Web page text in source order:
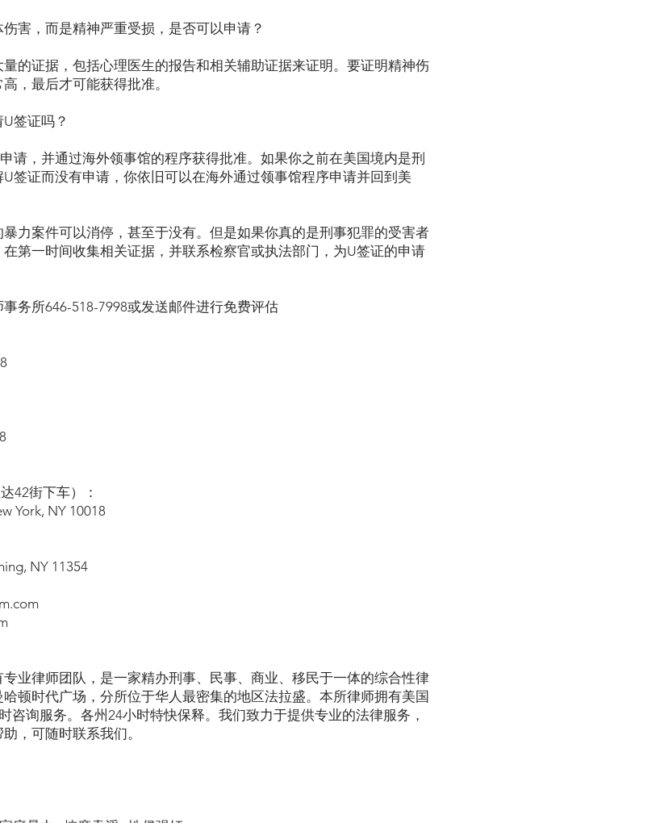
害，而是精神严重受损，是否可以申请？
的证据，包括心理医生的报告和相关辅助证据来证明。要证明精神伤
，最后才可能获得批准。
签证吗？
请，并通过海外领事馆的程序获得批准。如果你之前在美国境内是刑
签证而没有申请，你依旧可以在海外通过领事馆程序申请并回到美
力案件可以消停，甚至于没有。但是如果你真的是刑事犯罪的受害者
第一时间收集相关证据，并联系检察官或执法部门，为U签证的申请
务所646-518-7998或发送邮件进行免费评估
42街下车）：
York, NY 10018
NY 11354
业律师团队，是一家精办刑事、民事、商业、移民于一体的综合性律
顿时代广场，分所位于华人最密集的地区法拉盛。本所律师拥有美国
咨询服务。各州24小时特快保释。我们致力于提供专业的法律服务，
，可随时联系我们。